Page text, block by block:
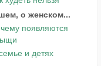
о женском...
появляются
и детях